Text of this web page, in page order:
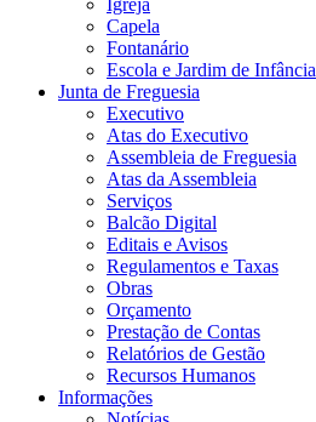
Igreja
Capela
Fontanário
Escola e Jardim de Infância
Junta de Freguesia
Executivo
Atas do Executivo
Assembleia de Freguesia
Atas da Assembleia
Serviços
Balcão Digital
Editais e Avisos
Regulamentos e Taxas
Obras
Orçamento
Prestação de Contas
Relatórios de Gestão
Recursos Humanos
Informações